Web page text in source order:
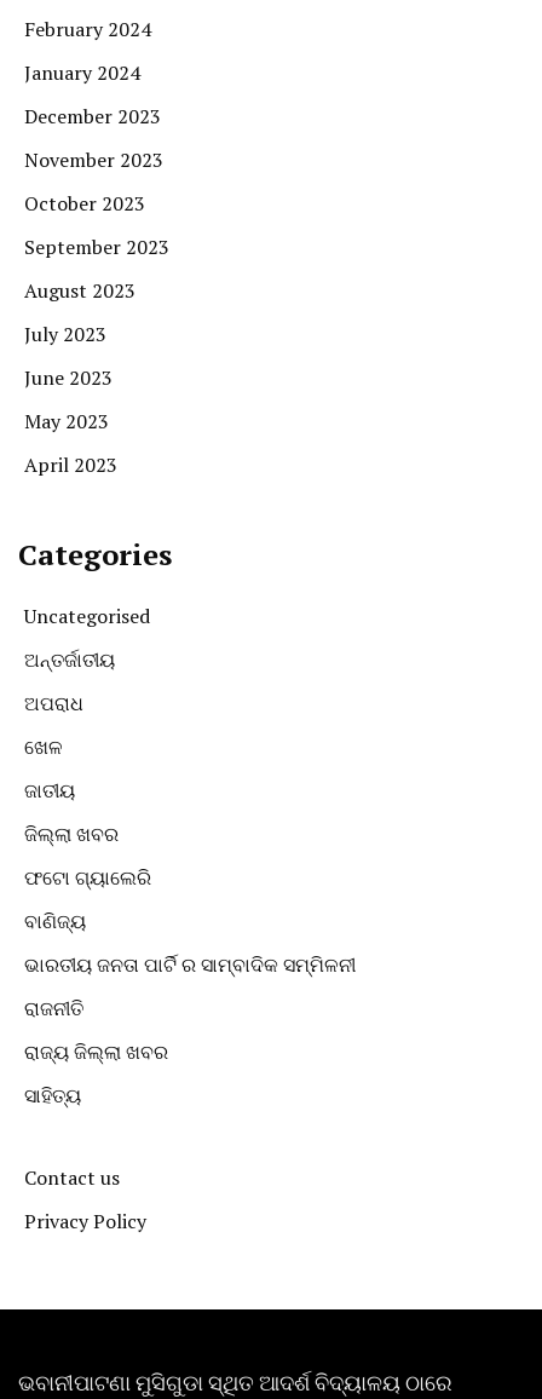
February 2024
January 2024
December 2023
November 2023
October 2023
September 2023
August 2023
July 2023
June 2023
May 2023
April 2023
Categories
Uncategorised
ଅନ୍ତର୍ଜାତୀୟ
ଅପରାଧ
ଖେଳ
ଜାତୀୟ
ଜିଲ୍ଲା ଖବର
ଫଟୋ ଗ୍ୟାଲେରି
ବାଣିଜ୍ୟ
ଭାରତୀୟ ଜନତା ପାର୍ଟି ର ସାମ୍ବାଦିକ ସମ୍ମିଳନୀ
ରାଜନୀତି
ରାଜ୍ୟ ଜିଲ୍ଲା ଖବର
ସାହିତ୍ୟ
Contact us
Privacy Policy
ଭବାନୀପାଟଣା ମୁସିଗୁଡା ସ୍ଥିତ ଆଦର୍ଶ ବିଦ୍ୟାଳୟ ଠାରେ